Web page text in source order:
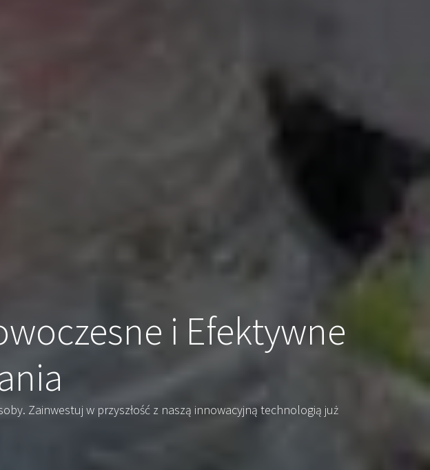
i Efektywne
Zainwestuj w przyszłość z naszą innowacyjną technologią już